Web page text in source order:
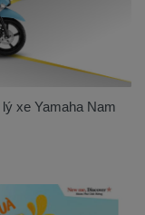
xe Yamaha Nam